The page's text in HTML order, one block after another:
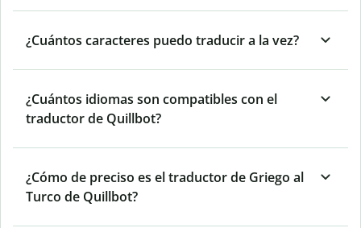
¿Cuántos caracteres puedo traducir a la vez?
¿Cuántos idiomas son compatibles con el
traductor de Quillbot?
¿Cómo de preciso es el traductor de Griego al
Turco de Quillbot?